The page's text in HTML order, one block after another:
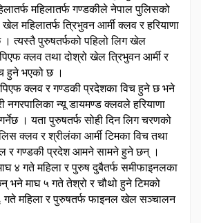
महिलातर्फ गण्डकीले नेपाल पुलिसको
खेल महिलातर्फ त्रिभुवन आर्मी क्लव र हरियाणा
। त्यस्तै पुरुषतर्फको पहिलो लिग खेल
क्लव तथा दोश्रो खेल त्रिभुवन आर्मी र
हुने भएको छ ।
क्लव र गण्डकी प्रदेशका विच हुने छ भने
नगरपालिका न्यू डायमण्ड क्लवले हरियाणा
। यता पुरुषतर्फ सोही दिन लिग चरणको
क्लव र श्रीलंका आर्मी टिमका विच तथा
र गण्डकी प्रदेश आमने सामने हुने छन् ।
४ गते महिला र पुरुष दुबैतर्फ समीफाइनलका
माघ ५ गते तेश्रो र चौथो हुने टिमको
गते महिला र पुरुषतर्फ फाइनल खेल सञ्चालन